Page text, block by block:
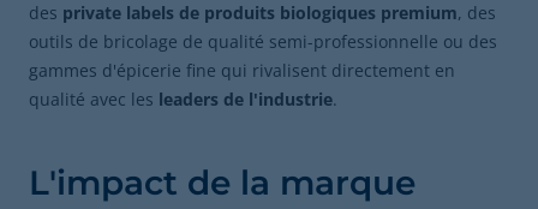
des private labels de produits biologiques premium, des
outils de bricolage de qualité semi-professionnelle ou des
gammes d'épicerie fine qui rivalisent directement en
qualité avec les leaders de l'industrie.
L'impact de la marque